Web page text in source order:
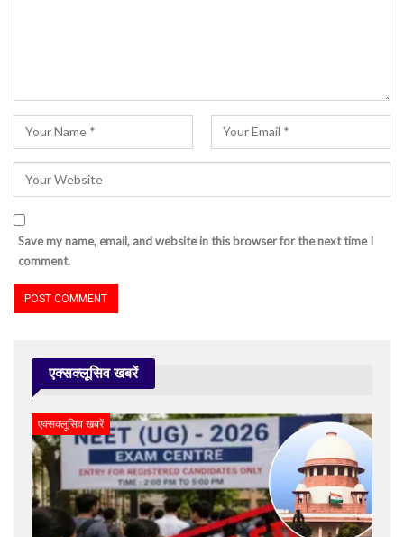
Save my name, email, and website in this browser for the next time I
comment.
एक्सक्लूसिव खबरें
एक्सक्लूसिव खबरें